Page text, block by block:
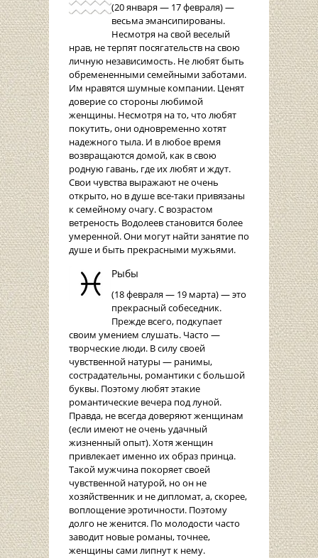
(20 января — 17 февраля) —
весьма эмансипированы.
Несмотря на свой веселый
нрав, не терпят посягательств на свою
личную независимость. Не любят быть
обремененными семейными заботами.
Им нравятся шумные компании. Ценят
доверие со стороны любимой
женщины. Несмотря на то, что любят
покутить, они одновременно хотят
надежного тыла. И в любое время
возвращаются домой, как в свою
родную гавань, где их любят и ждут.
Свои чувства выражают не очень
открыто, но в душе все-таки привязаны
к семейному очагу. С возрастом
ветреность Водолеев становится более
умеренной. Они могут найти занятие по
душе и быть прекрасными мужьями.
Рыбы
(18 февраля — 19 марта) — это
прекрасный собеседник.
Прежде всего, подкупает
своим умением слушать. Часто —
творческие люди. В силу своей
чувственной натуры — ранимы,
сострадательны, романтики с большой
буквы. Поэтому любят этакие
романтические вечера под луной.
Правда, не всегда доверяют женщинам
(если имеют не очень удачный
жизненный опыт). Хотя женщин
привлекает именно их образ принца.
Такой мужчина покоряет своей
чувственной натурой, но он не
хозяйственник и не дипломат, а, скорее,
воплощение эротичности. Поэтому
долго не женится. По молодости часто
заводит новые романы, точнее,
женщины сами липнут к нему.